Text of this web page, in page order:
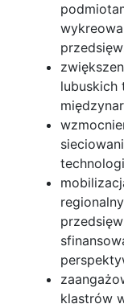
lubuskich
klastrów